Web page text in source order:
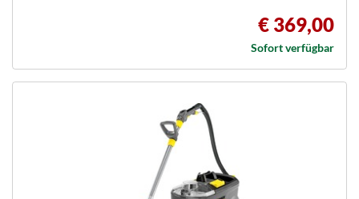
€ 369,00
Sofort verfügbar